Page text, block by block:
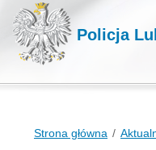
Policja
Strona główna